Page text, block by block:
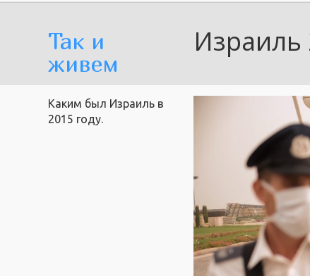
Так и
живем
Израиль
Каким был Израиль в
2015 году.